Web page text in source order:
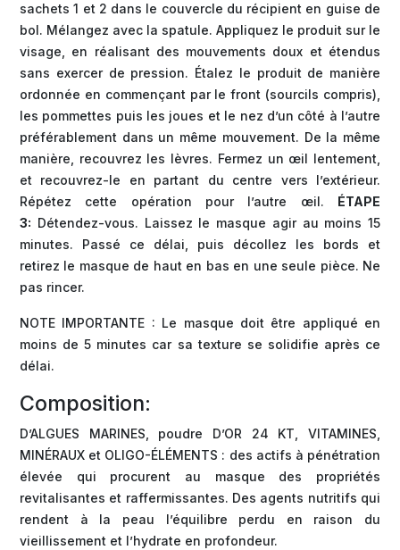
sachets 1 et 2 dans le couvercle du récipient en guise de
bol. Mélangez avec la spatule. Appliquez le produit sur le
visage, en réalisant des mouvements doux et étendus
sans exercer de pression. Étalez le produit de manière
ordonnée en commençant par le front (sourcils compris),
les pommettes puis les joues et le nez d’un côté à l’autre
préférablement dans un même mouvement. De la même
manière, recouvrez les lèvres. Fermez un œil lentement,
et recouvrez-le en partant du centre vers l’extérieur.
Répétez cette opération pour l’autre œil. ÉTAPE
3: Détendez-vous. Laissez le masque agir au moins 15
minutes. Passé ce délai, puis décollez les bords et
retirez le masque de haut en bas en une seule pièce. Ne
pas rincer.
NOTE IMPORTANTE : Le masque doit être appliqué en
moins de 5 minutes car sa texture se solidifie après ce
délai.
Composition:
D’ALGUES MARINES, poudre D’OR 24 KT, VITAMINES,
MINÉRAUX et OLIGO-ÉLÉMENTS : des actifs à pénétration
élevée qui procurent au masque des propriétés
revitalisantes et raffermissantes. Des agents nutritifs qui
rendent à la peau l’équilibre perdu en raison du
vieillissement et l’hydrate en profondeur.